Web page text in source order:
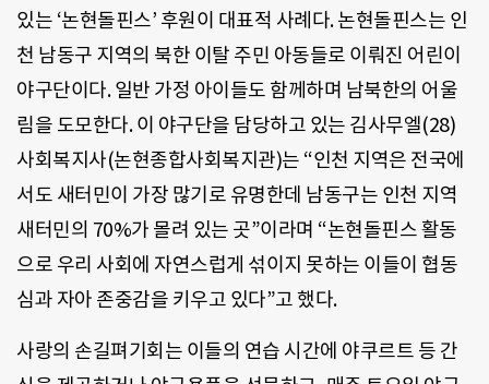
있는 ‘논현돌핀스’ 후원이 대표적 사례다. 논현돌핀스는 인
천 남동구 지역의 북한 이탈 주민 아동들로 이뤄진 어린이
야구단이다. 일반 가정 아이들도 함께하며 남북한의 어울
림을 도모한다. 이 야구단을 담당하고 있는 김사무엘(28)
사회복지사(논현종합사회복지관)는 “인천 지역은 전국에
서도 새터민이 가장 많기로 유명한데 남동구는 인천 지역
새터민의 70%가 몰려 있는 곳”이라며 “논현돌핀스 활동
으로 우리 사회에 자연스럽게 섞이지 못하는 이들이 협동
심과 자아 존중감을 키우고 있다”고 했다.
사랑의 손길펴기회는 이들의 연습 시간에 야쿠르트 등 간